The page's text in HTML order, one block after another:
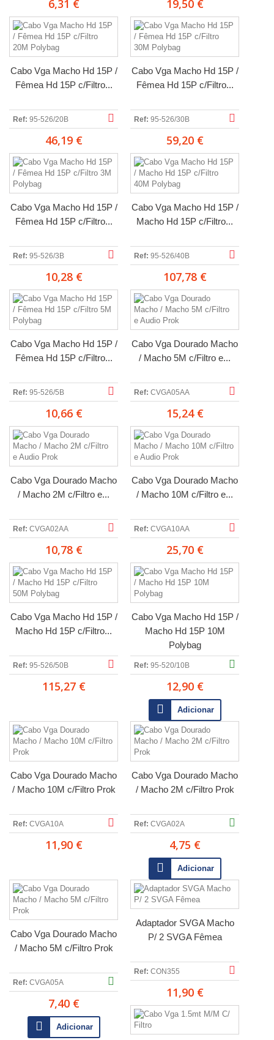
6,31 € 19,50 €
Cabo Vga Macho Hd 15P /
Fêmea Hd 15P c/Filtro...
Ref: 95-526/20B
46,19 €
Cabo Vga Macho Hd 15P /
Fêmea Hd 15P c/Filtro...
Ref: 95-526/30B
59,20 €
Cabo Vga Macho Hd 15P /
Fêmea Hd 15P c/Filtro...
Ref: 95-526/3B
10,28 €
Cabo Vga Macho Hd 15P /
Macho Hd 15P c/Filtro...
Ref: 95-526/40B
107,78 €
Cabo Vga Macho Hd 15P /
Fêmea Hd 15P c/Filtro...
Ref: 95-526/5B
10,66 €
Cabo Vga Dourado Macho
/ Macho 5M c/Filtro e...
Ref: CVGA05AA
15,24 €
Cabo Vga Dourado Macho
/ Macho 2M c/Filtro e...
Ref: CVGA02AA
10,78 €
Cabo Vga Dourado Macho
/ Macho 10M c/Filtro e...
Ref: CVGA10AA
25,70 €
Cabo Vga Macho Hd 15P /
Macho Hd 15P c/Filtro...
Ref: 95-526/50B
115,27 €
Cabo Vga Macho Hd 15P /
Macho Hd 15P 10M
Polybag
Ref: 95-520/10B
12,90 €
Adicionar
Cabo Vga Dourado Macho
/ Macho 10M c/Filtro Prok
Ref: CVGA10A
11,90 €
Cabo Vga Dourado Macho
/ Macho 2M c/Filtro Prok
Ref: CVGA02A
4,75 €
Adicionar
Cabo Vga Dourado Macho
/ Macho 5M c/Filtro Prok
Ref: CVGA05A
7,40 €
Adicionar
Adaptador SVGA Macho
P/ 2 SVGA Fêmea
Ref: CON355
11,90 €